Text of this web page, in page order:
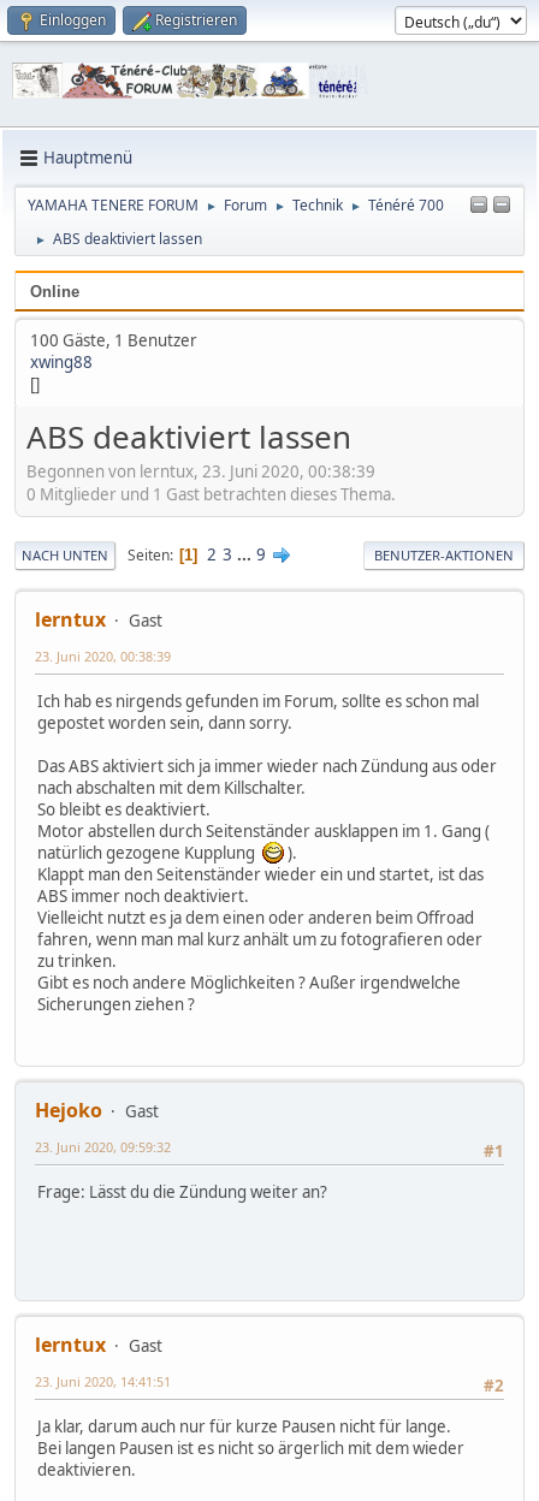
Einloggen Registrieren
Hauptmenü
YAMAHA TENERE FORUM ► Forum ► Technik ► Ténéré 700
► ABS deaktiviert lassen
Online
100 Gäste, 1 Benutzer
xwing88
[]
ABS deaktiviert lassen
Begonnen von lerntux, 23. Juni 2020, 00:38:39
0 Mitglieder und 1 Gast betrachten dieses Thema.
NACH UNTEN Seiten 1 2 3 ... 9 BENUTZER-AKTIONEN
lerntux Gast
23. Juni 2020, 00:38:39
Ich hab es nirgends gefunden im Forum, sollte es schon mal
gepostet worden sein, dann sorry.
Das ABS aktiviert sich ja immer wieder nach Zündung aus oder
nach abschalten mit dem Killschalter.
So bleibt es deaktiviert.
Motor abstellen durch Seitenständer ausklappen im 1. Gang (
natürlich gezogene Kupplung
).
Klappt man den Seitenständer wieder ein und startet, ist das
ABS immer noch deaktiviert.
Vielleicht nutzt es ja dem einen oder anderen beim Offroad
fahren, wenn man mal kurz anhält um zu fotografieren oder
zu trinken.
Gibt es noch andere Möglichkeiten ? Außer irgendwelche
Sicherungen ziehen ?
Hejoko
Gast
#1
23. Juni 2020, 09:59:32
Frage: Lässt du die Zündung weiter an?
lerntux
Gast
#2
23. Juni 2020, 14:41:51
Ja klar, darum auch nur für kurze Pausen nicht für lange.
Bei langen Pausen ist es nicht so ärgerlich mit dem wieder
deaktivieren.